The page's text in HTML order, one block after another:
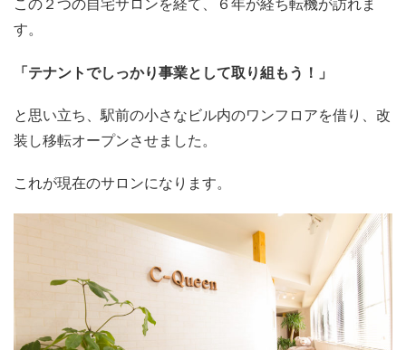
この２つの自宅サロンを経て、６年が経ち転機が訪れま
す。
「テナントでしっかり事業として取り組もう！」
と思い立ち、駅前の小さなビル内のワンフロアを借り、改
装し移転オープンさせました。
これが現在のサロンになります。